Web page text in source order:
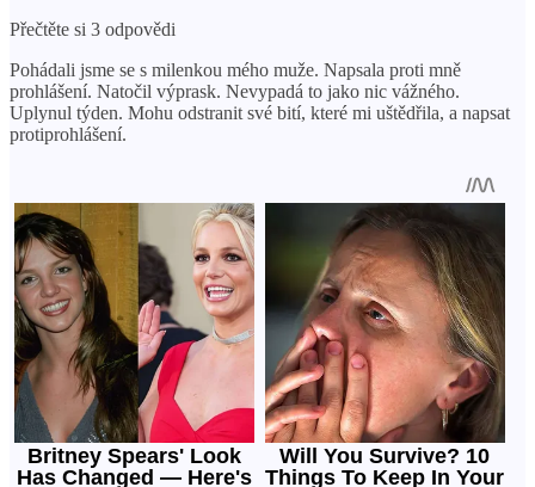
Přečtěte si 3 odpovědi
Pohádali jsme se s milenkou mého muže. Napsala proti mně
prohlášení. Natočil výprask. Nevypadá to jako nic vážného.
Uplynul týden. Mohu odstranit své bití, které mi uštědřila, a napsat
protiprohlášení.